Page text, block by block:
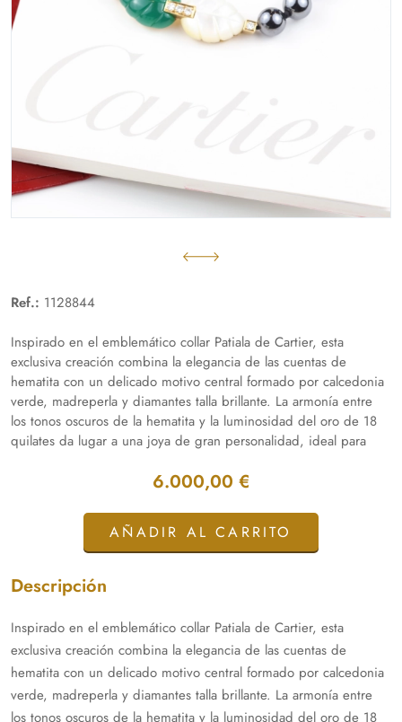
Ref.: 1128844
Inspirado en el emblemático collar Patiala de Cartier, esta
exclusiva creación combina la elegancia de las cuentas de
hematita con un delicado motivo central formado por calcedonia
verde, madreperla y diamantes talla brillante. La armonía entre
los tonos oscuros de la hematita y la luminosidad del oro de 18
quilates da lugar a una joya de gran personalidad, ideal para
inconfundible sello estético de la Maison Cartier. Incorpora
cm. Pieza certificada. Envío asegurado y certificado.
6.000,00 €
AÑADIR AL CARRITO
Descripción
Inspirado en el emblemático collar Patiala de Cartier, esta
exclusiva creación combina la elegancia de las cuentas de
hematita con un delicado motivo central formado por calcedonia
verde, madreperla y diamantes talla brillante. La armonía entre
los tonos oscuros de la hematita y la luminosidad del oro de 18